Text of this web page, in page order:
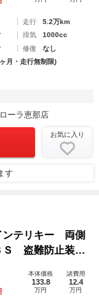
走行
5.2万km
排気
1000cc
修復
なし
月・走行無制限)
ーラ恵那店
お気に入り
す
テリキー 両側
Ｓ 盗難防止装
Ｖ デュアルエ
ング
本体価格
133.8
万円
諸費用
12.4
万円